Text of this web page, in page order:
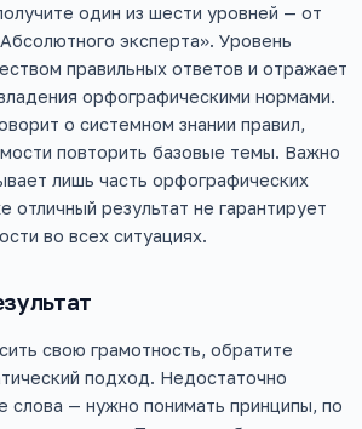
один из шести уровней — от
эксперта». Уровень
правильных ответов и отражает
орфографическими нормами.
о системном знании правил,
повторить базовые темы. Важно
лишь часть орфографических
отличный результат не гарантирует
во всех ситуациях.
свою грамотность, обратите
подход. Недостаточно
слова — нужно понимать принципы, по